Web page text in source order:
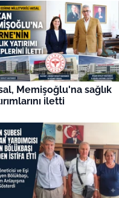
Memişoğlu'na sağlık
iletti